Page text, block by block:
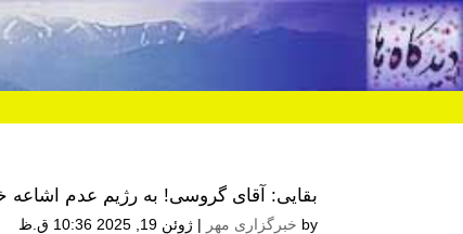
بقایی: آقای گروسی! به رژیم عدم اشاعه
by خبرگزاری مهر |ژوئن 19, 2025 10:36 ق.ظ